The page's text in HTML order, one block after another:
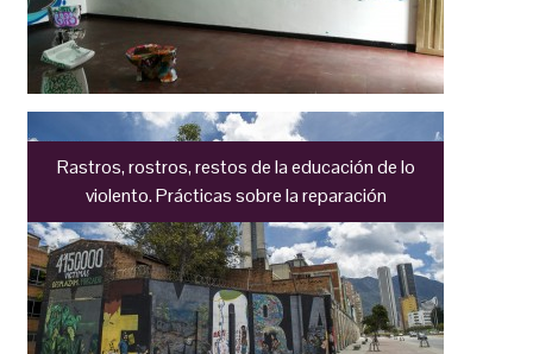
Rastros, rostros, restos de la educación de lo
violento. Prácticas sobre la reparación